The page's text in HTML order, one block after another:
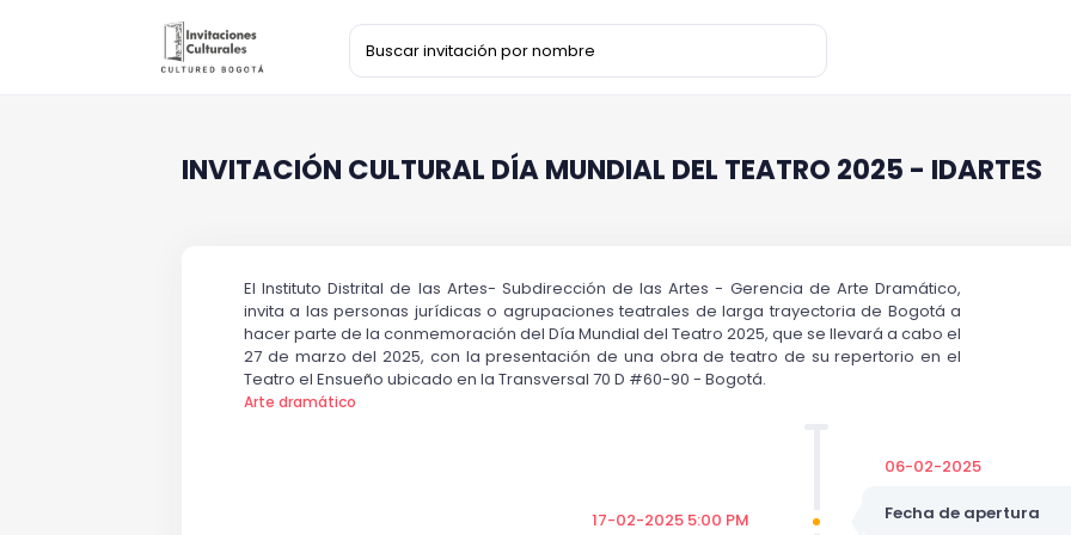
INVITACIÓN CULTURAL DÍA MUNDIAL DEL TEATRO 2025 - IDARTES
El Instituto Distrital de las Artes- Subdirección de las Artes - Gerencia de Arte Dramático,
invita a las personas jurídicas o agrupaciones teatrales de larga trayectoria de Bogotá a
hacer parte de la conmemoración del Día Mundial del Teatro 2025, que se llevará a cabo el
27 de marzo del 2025, con la presentación de una obra de teatro de su repertorio en el
Teatro el Ensueño ubicado en la Transversal 70 D #60-90 - Bogotá.
Arte dramático
06-02-2025
Fecha de apertura
17-02-2025 5:00 PM